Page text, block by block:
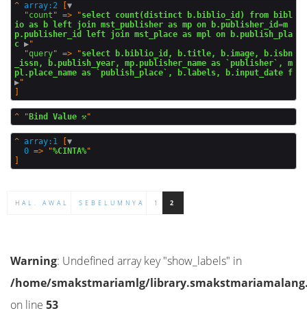
^ array:2
▼
  "
count " => "select count(distinct b.biblio_id) from bibl
io as b left join mst_publisher as mp on b.publisher_id=m
p.publisher_id left join mst_place as mpl on b.publish_pla
c ▶"
  "
query" => "select b.biblio_id, b.title, b.image, b.isbn
_issn, b.publish_year, mp.publisher_name as `publisher`, m
pl.place_name as `publish_place`, b.labels, b.input_date f
▶
^ " Bind Value ⚒️
^ array:1
▼
0 => "%CINTA%
HAL. AWAL SEBELUMNYA 1 2
Warning: Undefined array key "show_labels" in
/home/smakstmariamlg/
on line 53